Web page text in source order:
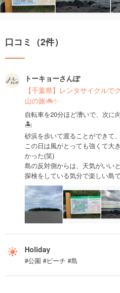
口コミ（2件）
トーキョーさんぽ
【千葉県】レンタサイクル
山の旅🚲✨
自転車を20分ほど漕いで、次に
🏝
砂浜を歩いて渡ることができて
この日は風がとっても強くて大
かった(笑)
島の反対側からは、天気がいい
探検をしている気分で楽しい島
Holiday
#公園 #ビーチ #島